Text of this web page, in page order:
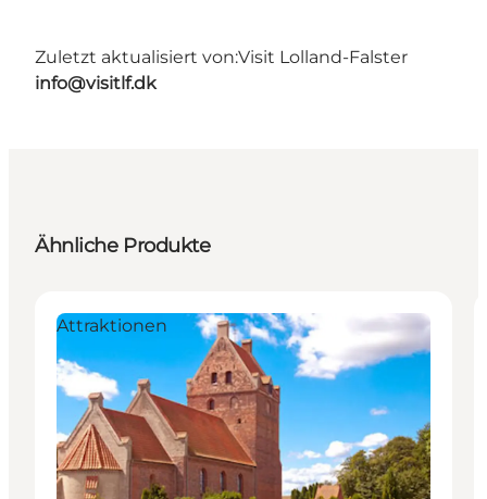
Zuletzt aktualisiert von:Visit Lolland-Falster
info@visitlf.dk
Ähnliche Produkte
Attraktionen